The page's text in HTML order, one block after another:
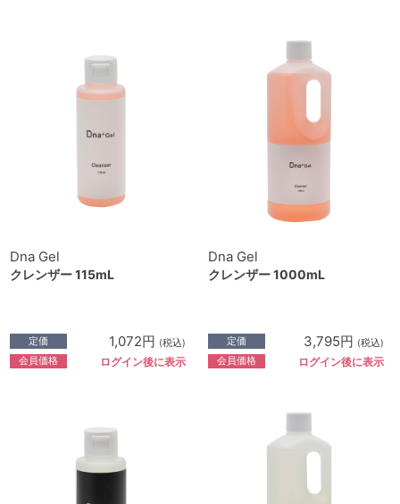
Dna Gel
クレンザー 115mL
定価 1,072円 (税込)
会員価格 ログイン後に表示
Dna Gel
クレンザー 1000mL
定価 3,795円 (税込)
会員価格 ログイン後に表示